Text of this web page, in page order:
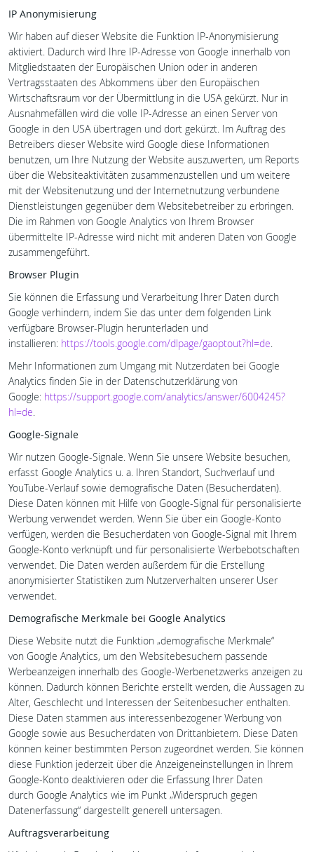
IP Anonymisierung
Wir haben auf dieser Website die Funktion IP-Anonymisierung
aktiviert. Dadurch wird Ihre IP-Adresse von Google innerhalb von
Mitgliedstaaten der Europäischen Union oder in anderen
Vertragsstaaten des Abkommens über den Europäischen
Wirtschaftsraum vor der Übermittlung in die USA gekürzt. Nur in
Ausnahmefällen wird die volle IP-Adresse an einen Server von
Google in den USA übertragen und dort gekürzt. Im Auftrag des
Betreibers dieser Website wird Google diese Informationen
benutzen, um Ihre Nutzung der Website auszuwerten, um Reports
über die Websiteaktivitäten zusammenzustellen und um weitere
mit der Websitenutzung und der Internetnutzung verbundene
Dienstleistungen gegenüber dem Websitebetreiber zu erbringen.
Die im Rahmen von Google Analytics von Ihrem Browser
übermittelte IP-Adresse wird nicht mit anderen Daten von Google
zusammengeführt.
Browser Plugin
Sie können die Erfassung und Verarbeitung Ihrer Daten durch
Google verhindern, indem Sie das unter dem folgenden Link
verfügbare Browser-Plugin herunterladen und
installieren: https://tools.google.com/dlpage/gaoptout?hl=de.
Mehr Informationen zum Umgang mit Nutzerdaten bei Google
Analytics finden Sie in der Datenschutzerklärung von
Google: https://support.google.com/analytics/answer/6004245?
hl=de.
Google-Signale
Wir nutzen Google-Signale. Wenn Sie unsere Website besuchen,
erfasst Google Analytics u. a. Ihren Standort, Suchverlauf und
YouTube-Verlauf sowie demografische Daten (Besucherdaten).
Diese Daten können mit Hilfe von Google-Signal für personalisierte
Werbung verwendet werden. Wenn Sie über ein Google-Konto
verfügen, werden die Besucherdaten von Google-Signal mit Ihrem
Google-Konto verknüpft und für personalisierte Werbebotschaften
verwendet. Die Daten werden außerdem für die Erstellung
anonymisierter Statistiken zum Nutzerverhalten unserer User
verwendet.
Demografische Merkmale bei Google Analytics
Diese Website nutzt die Funktion „demografische Merkmale“
von Google Analytics, um den Websitebesuchern passende
Werbeanzeigen innerhalb des Google-Werbenetzwerks anzeigen zu
können. Dadurch können Berichte erstellt werden, die Aussagen zu
Alter, Geschlecht und Interessen der Seitenbesucher enthalten.
Diese Daten stammen aus interessenbezogener Werbung von
Google sowie aus Besucherdaten von Drittanbietern. Diese Daten
können keiner bestimmten Person zugeordnet werden. Sie können
diese Funktion jederzeit über die Anzeigeneinstellungen in Ihrem
Google-Konto deaktivieren oder die Erfassung Ihrer Daten
durch Google Analytics wie im Punkt „Widerspruch gegen
Datenerfassung“ dargestellt generell untersagen.
Auftragsverarbeitung